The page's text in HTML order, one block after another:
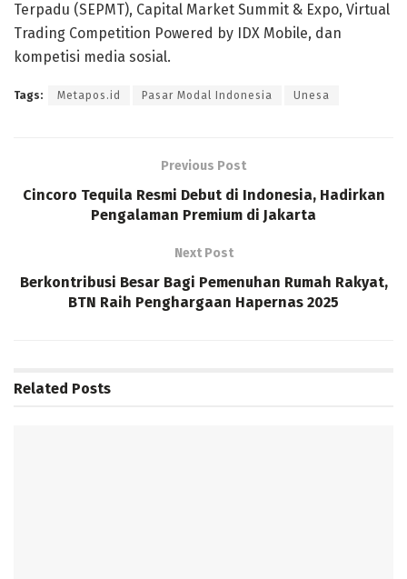
Terpadu (SEPMT), Capital Market Summit & Expo, Virtual
Trading Competition Powered by IDX Mobile, dan
kompetisi media sosial.
Tags: Metapos.id Pasar Modal Indonesia Unesa
Previous Post
Cincoro Tequila Resmi Debut di Indonesia, Hadirkan
Pengalaman Premium di Jakarta
Next Post
Berkontribusi Besar Bagi Pemenuhan Rumah Rakyat,
BTN Raih Penghargaan Hapernas 2025
Related Posts